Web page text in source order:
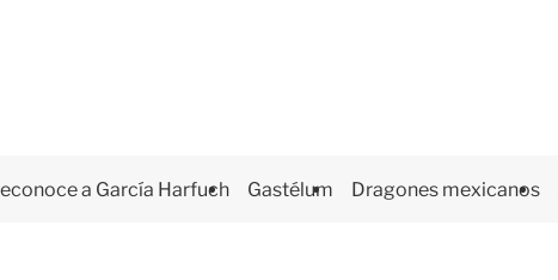
a García Harfuch Gastélum Dragones mexicanos